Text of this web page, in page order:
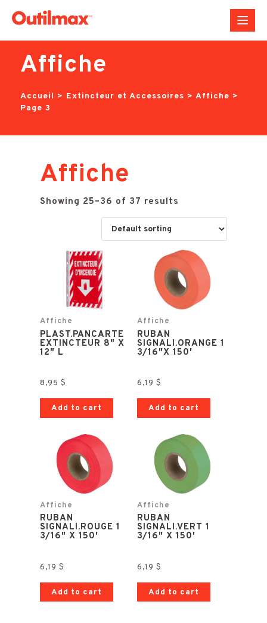
Affiche
Accueil > Extincteur et Accessoires > Affiche >
Page 3
Affiche
Showing 25–36 of 37 results
Affiche
PLAST.PANCARTE
EXTINCTEUR 8″ X
12″ L
8,95 $
Add to cart
Affiche
RUBAN
SIGNALI.ORANGE 1
3/16″X 150′
6,19$
Add to cart
Affiche
RUBAN
SIGNALI.ROUGE 1
3/16″ X 150′
6,19 $
Add to cart
Affiche
RUBAN
SIGNALI.VERT 1
3/16″ X 150′
6,19$
Add to cart